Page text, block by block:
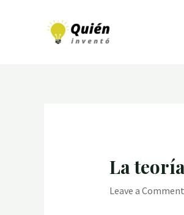
La
Leave a Comment